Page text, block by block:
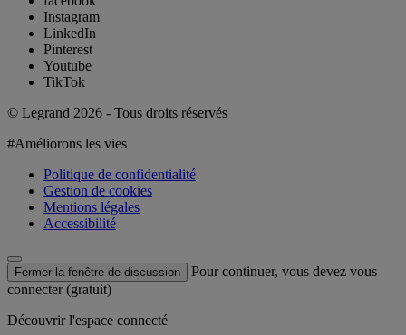
Instagram
LinkedIn
Pinterest
Youtube
TikTok
© Legrand 2026 - Tous droits réservés
#Améliorons les vies
Politique de confidentialité
Gestion de cookies
Mentions légales
Accessibilité
Fermer la fenêtre de discussion
Pour continuer, vous devez vous
connecter (gratuit)
Découvrir l'espace connecté